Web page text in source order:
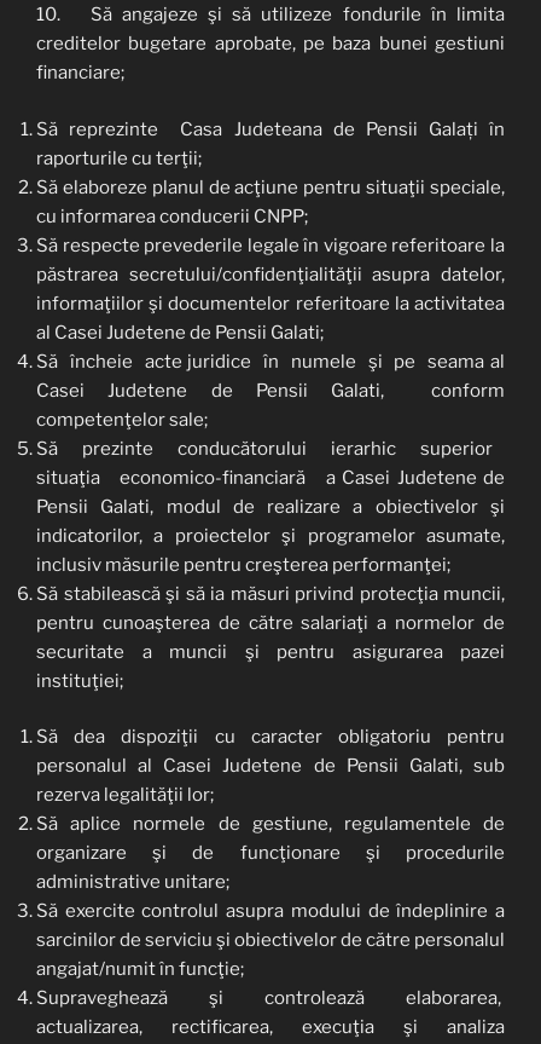
10. Să angajeze şi să utilizeze fondurile în limita
creditelor bugetare aprobate, pe baza bunei gestiuni
financiare;
Să reprezinte Casa Judeteana de Pensii Galați în
raporturile cu terţii;
Să elaboreze planul de acţiune pentru situaţii speciale,
cu informarea conducerii CNPP;
Să respecte prevederile legale în vigoare referitoare la
păstrarea secretului/confidenţialităţii asupra datelor,
informaţiilor şi documentelor referitoare la activitatea
al Casei Judetene de Pensii Galati;
Să încheie acte juridice în numele şi pe seama al
Casei Judetene de Pensii Galati, conform
competenţelor sale;
Să prezinte conducătorului ierarhic superior
situaţia economico-financiară a Casei Judetene de
Pensii Galati, modul de realizare a obiectivelor şi
indicatorilor, a proiectelor şi programelor asumate,
inclusiv măsurile pentru creşterea performanţei;
Să stabilească şi să ia măsuri privind protecţia muncii,
pentru cunoaşterea de către salariaţi a normelor de
securitate a muncii şi pentru asigurarea pazei
instituţiei;
Să dea dispoziţii cu caracter obligatoriu pentru
personalul al Casei Judetene de Pensii Galati, sub
rezerva legalităţii lor;
Să aplice normele de gestiune, regulamentele de
organizare şi de funcţionare şi procedurile
administrative unitare;
Să exercite controlul asupra modului de îndeplinire a
sarcinilor de serviciu şi obiectivelor de către personalul
angajat/numit în funcţie;
Supraveghează şi controlează elaborarea,
actualizarea, rectificarea, execuţia şi analiza